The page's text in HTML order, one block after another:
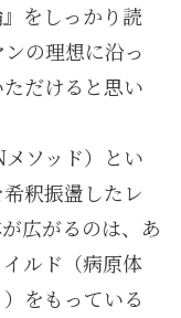
をしっかり読
の理想に沿っ
だけると思い
ソッド）とい
釈振盪したレ
広がるのは、あ
ルド（病原体
をもっている